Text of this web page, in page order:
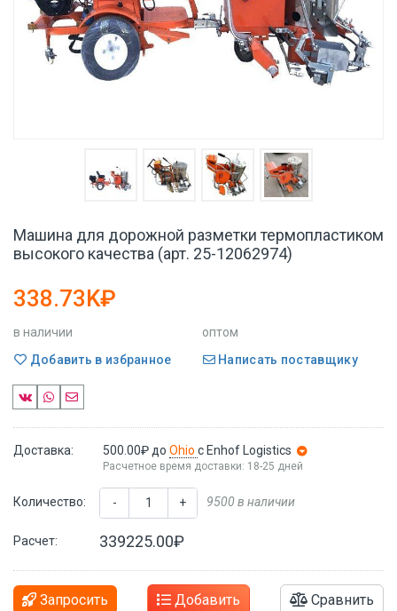
Машина для дорожной разметки термопластиком
высокого качества (арт. 25-12062974)
338.73K₽
в наличии
оптом
Добавить в избранное
Написать поставщику
Доставка: 500.00₽ до Ohio с Enhof Logistics
Расчетное время доставки: 18-25 дней
Количество: - + 9500 в наличии
Расчет: 339225.00₽
Запросить Добавить Сравнить